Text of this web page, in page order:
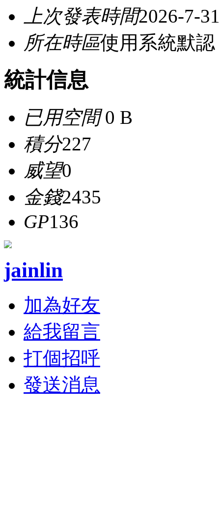
上次發表時間2026-7-
所在時區使用系統默認
統計信息
已用空間0 B
積分227
威望0
金錢2435
GP136
jainlin
加為好友
給我留言
打個招呼
發送消息